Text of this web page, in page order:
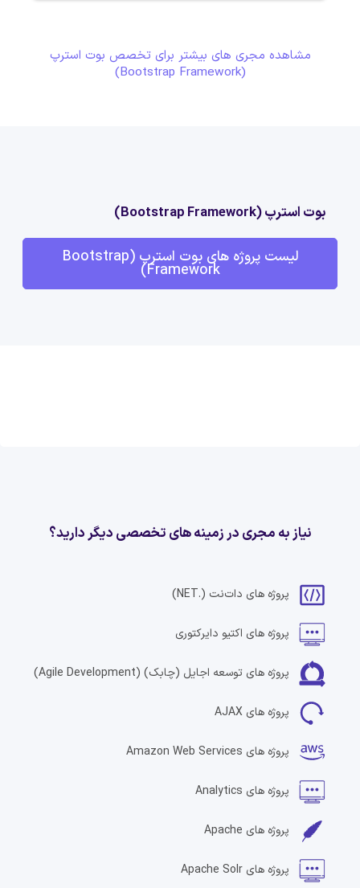
مشاهده مجری های بیشتر برای تخصص بوت استرپ
(Bootstrap Framework)
بوت استرپ (Bootstrap Framework)
لیست پروژه های بوت استرپ (Bootstrap
Framework)
نیاز به مجری در زمینه های تخصصی دیگر دارید؟
پروژه های دات‌نت (.NET)
پروژه های اکتیو دایرکتوری
پروژه های توسعه اجایل (چابک) (Agile Development)
پروژه های AJAX
پروژه های Amazon Web Services
پروژه های Analytics
پروژه های Apache
پروژه های Apache Solr